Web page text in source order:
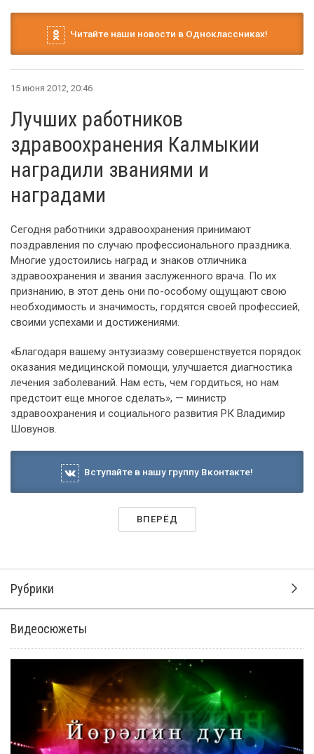
Читайте наши новости в Одноклассниках!
15 июня 2012, 20:46
Лучших работников
здравоохранения Калмыкии
наградили званиями и
наградами
Сегодня работники здравоохранения принимают
поздравления по случаю профессионального праздника.
Многие удостоились наград и знаков отличника
здравоохранения и звания заслуженного врача. По их
признанию, в этот день они по-особому ощущают свою
необходимость и значимость, гордятся своей профессией,
своими успехами и достижениями.
«Благодаря вашему энтузиазму совершенствуется порядок
оказания медицинской помощи, улучшается диагностика
лечения заболеваний. Нам есть, чем гордиться, но нам
предстоит еще многое сделать», — министр
здравоохранения и социального развития РК Владимир
Шовунов.
Вступайте в нашу группу Вконтакте!
ВПЕРЁД
Рубрики
Видеосюжеты